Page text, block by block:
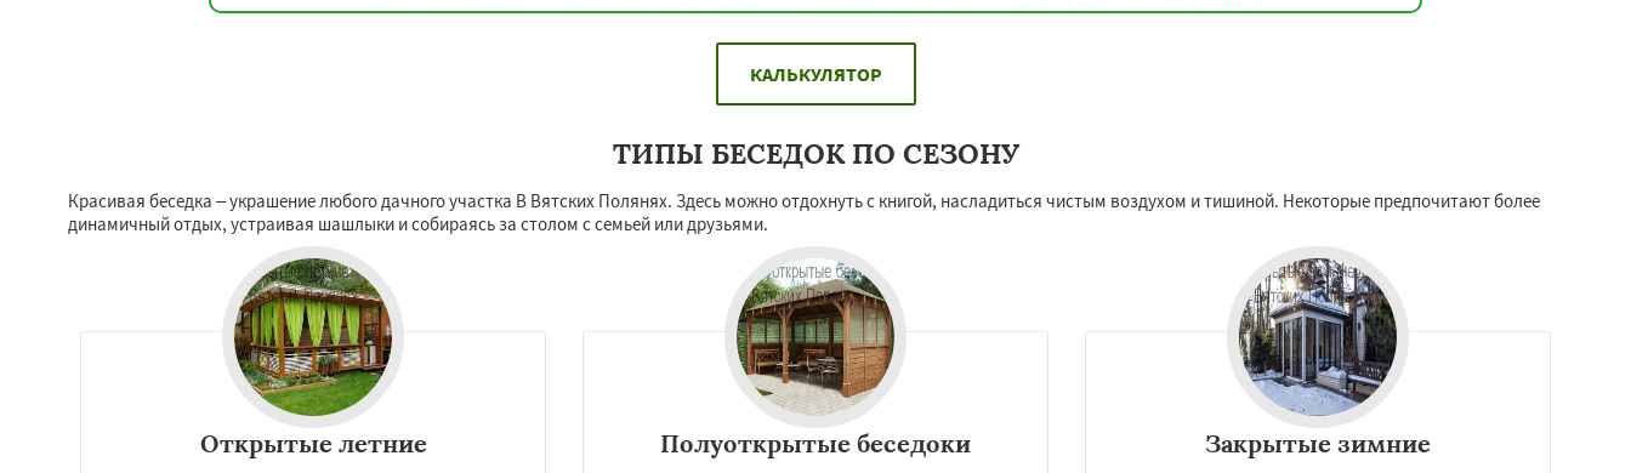
КАЛЬКУЛЯТОР
ТИПЫ БЕСЕДОК ПО СЕЗОНУ
Красивая беседка – украшение любого дачного участка В Вятских Полянях. Здесь можно отдохнуть с книгой, насладиться чистым воздухом и тишиной. Некоторые предпочитают более
динамичный отдых, устраивая шашлыки и собираясь за столом с семьей или друзьями.
Открытые летние Полуоткрытые беседоки Закрытые зимние